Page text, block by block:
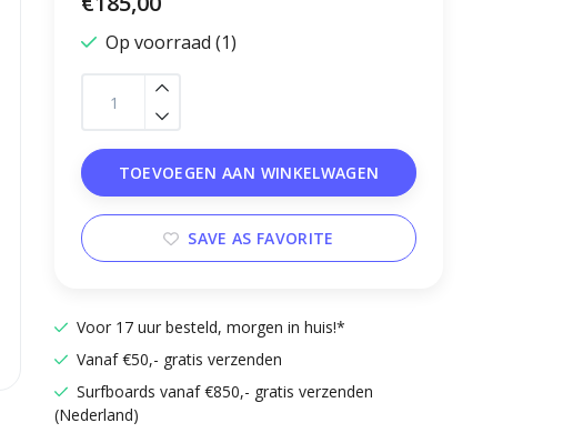
Op voorraad (1)
TOEVOEGEN AAN WINKELWAGEN
SAVE AS FAVORITE
Voor 17 uur besteld, morgen in huis!*
Vanaf €50,- gratis verzenden
Surfboards vanaf €850,- gratis verzenden
(Nederland)